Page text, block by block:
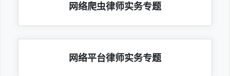
网络爬虫律师实务专题
网络平台律师实务专题